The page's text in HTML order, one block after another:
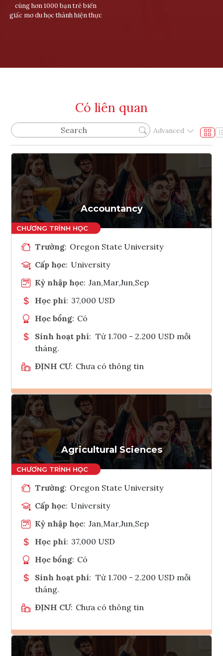
cùng hơn 1000 bạn trẻ biến
giấc mơ du học thành hiện thực
Có liên quan
Advanced
Accountancy
Trường: Oregon State University
Cấp học: University
Kỳ nhập học: Jan,Mar,Jun,Sep
Học phí: 37,000 USD
Học bổng: Có
Sinh hoạt phí: Từ 1.700 - 2.200 USD mỗi
tháng.
ĐỊNH CƯ: Chưa có thông tin
Ghi danh
Tham vấn Interlink
Agricultural Sciences
Trường: Oregon State University
Cấp học: University
Kỳ nhập học: Jan,Mar,Jun,Sep
Học phí: 37,000 USD
Học bổng: Có
Sinh hoạt phí: Từ 1.700 - 2.200 USD mỗi
tháng.
ĐỊNH CƯ: Chưa có thông tin
Ghi danh